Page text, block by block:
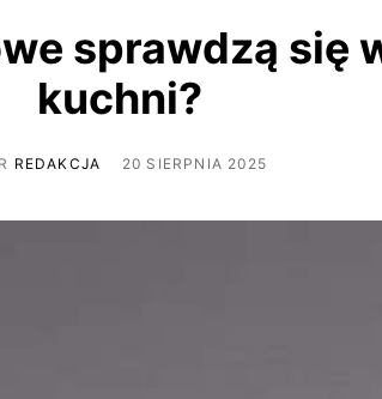
sprawdzą się
kuchni?
REDAKCJA 20 SIERPNIA 2025